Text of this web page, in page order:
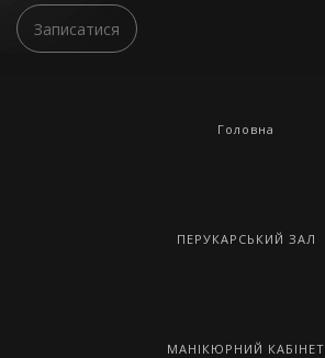
Записатися
Головна
ПЕРУКАРСЬКИЙ ЗАЛ
МАНІКЮРНИЙ КАБІНЕТ